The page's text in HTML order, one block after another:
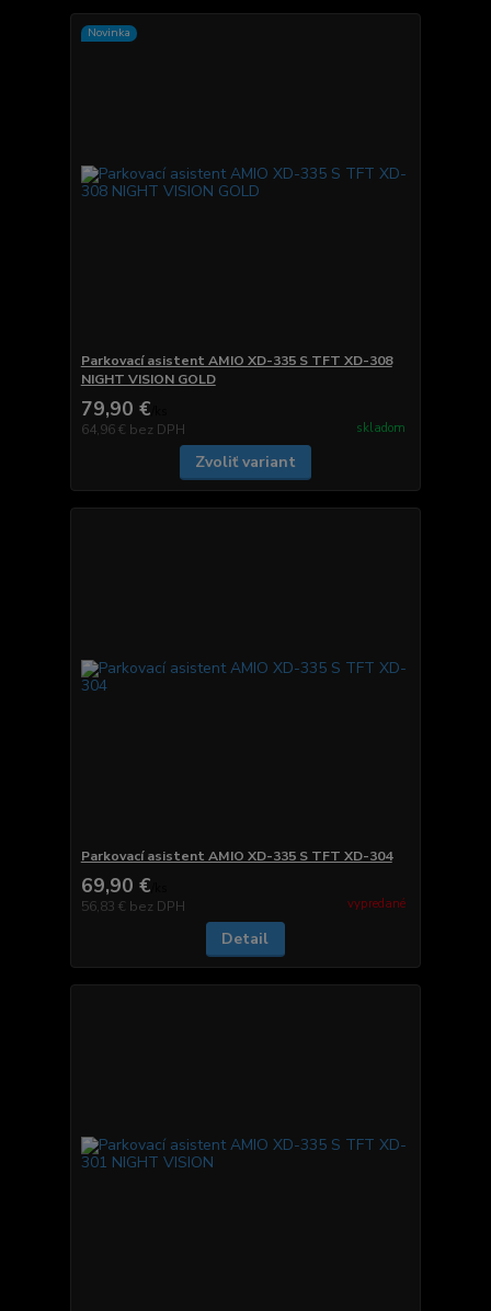
Novinka
Parkovací asistent AMIO XD-335 S TFT XD-308
NIGHT VISION GOLD
79,90 €
64,96 € bez DPH skladom
Zvoliť variant
Parkovací asistent AMIO XD-335 S TFT XD-304
69,90 €
56,83 € bez DPH vypredané
Detail